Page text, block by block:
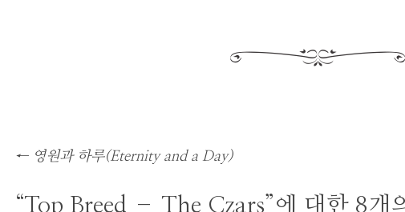
글
비
←영원과 하루(Eternity and a Day)
“Top Breed – The Czars”에 대한 8개